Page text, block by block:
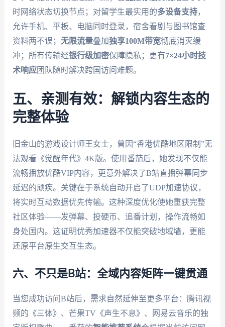
时网络状态切换节点；对留学生最实用的多设备支持，
允许手机、平板、电脑同时登录，宿舍看剧与图书馆查
资料两不误； 无限流量叠加独享100M带宽彻底消灭缓
冲；所有传输经银行级加密保障隐私；更有7×24小时技
术响应团队随时解决跨国访问难题。
五、亲测有效：解锁内容生态的
完整体验
旧金山的游戏设计师王女士，曾因“香港优酷地区限制”无
法观看《觉醒年代》4K版。使用番茄后，她发现不仅能
流畅播放优酷VIP内容，更意外解决了B站直播弹幕同步
延迟的顽疾。关键在于系统自动开启了UDP加速协议，
将实时互动数据优先传输。这种深度优化使她重获完整
社区体验——发弹幕、投硬币、追番计划，操作流畅如
身处国内。这证明优秀加速器不仅能突破地域墙，更能
还原平台原生交互生态。
六、不只是B站：全域内容矩阵一键贯通
当您成功访问B站后，需求自然延伸至更多平台：腾讯视
频的《三体》、芒果TV《声生不息》、网易云音乐的独